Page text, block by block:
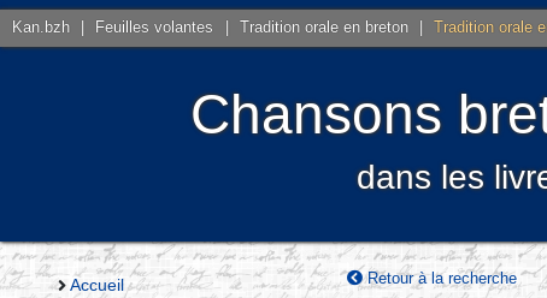
Kan.bzh Feuilles volantes Tradition orale en breton Tradition orale
Chansons
dans les
Accueil Retour à la recherche